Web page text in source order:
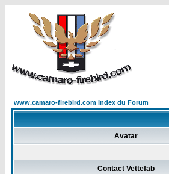
www.camaro-firebird.com Index du Forum
Avatar
Contact Vettefab